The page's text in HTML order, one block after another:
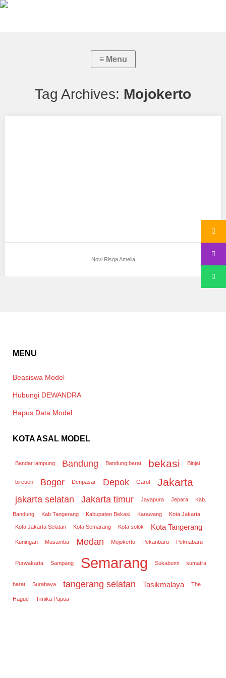
Tag Archives: Mojokerto
Novi Risqa Amelia
MENU
Beasiswa Model
Hubungi DEWANDRA
Hapus Data Model
KOTA ASAL MODEL
Bandar lampung Bandung Bandung barat bekasi Binjai
bireuen Bogor Denpasar Depok Garut Jakarta
jakarta selatan Jakarta timur Jayapura Jepara Kab.
Bandung Kab Tangerang Kabupaten Bekasi Karawang Kota Jakarta
Kota Jakarta Selatan Kota Semarang Kota solok Kota Tangerang
Kuningan Masamba Medan Mojokerto Pekanbaru Peknabaru
Purwakarta Sampang Semarang Sukabumi sumatra
barat Surabaya tangerang selatan Tasikmalaya The
Hague Timika Papua